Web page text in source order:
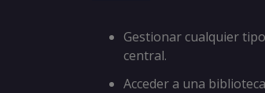
Gestionar cualquier
central.
Acceder a una